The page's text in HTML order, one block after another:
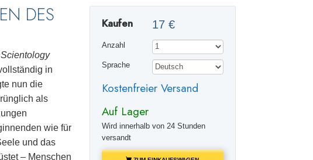
Innerhalb einer Scientology Kirche
Hörbücher
Einführungsvorträge
Die Dynamiken des Daseins
Die Bestandteile des Verstehens
Lösungen für eine gefährliche Umwelt
Beistände für Krankheiten und
Die Ehe
DES
in
nun die
als
wie für
und das
– Menschen
Kaufen 17 €
Anzahl
Sprache
Kostenfreier Versand
Auf Lager
Wird innerhalb von 24 Stunden
versandt